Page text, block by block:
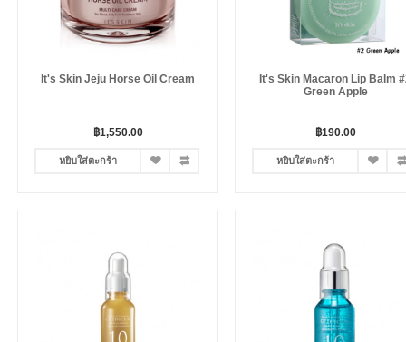
It's Skin Jeju Horse Oil Cream
฿1,550.00
หยิบใส่ตะกร้า
It's Skin Macaron Lip Balm
Green Apple
฿190.00
หยิบใส่ตะกร้า